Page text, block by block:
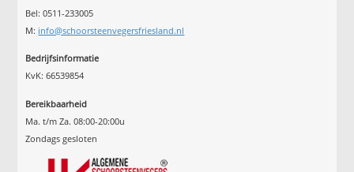
Bel: 0511-233005
M: info@schoorsteenvegersfriesland.nl
Bedrijfsinformatie
KvK: 66539854
Bereikbaarheid
Ma. t/m Za. 08:00-20:00u
Zondags gesloten